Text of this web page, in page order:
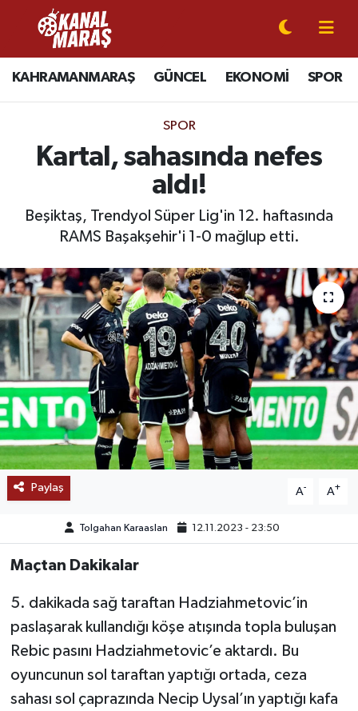
KAHRAMANMARAŞ GÜNCEL EKONOMİ SPOR
SPOR
Kartal, sahasında nefes
aldı!
Beşiktaş, Trendyol Süper Lig'in 12. haftasında
RAMS Başakşehir'i 1-0 mağlup etti.
Paylaş A- A+
Tolgahan Karaaslan 12.11.2023 - 23:50
Maçtan Dakikalar
5. dakikada sağ taraftan Hadziahmetovic’in
paslaşarak kullandığı köşe atışında topla buluşan
Rebic pasını Hadziahmetovic’e aktardı. Bu
oyuncunun sol taraftan yaptığı ortada, ceza
sahası sol çaprazında Necip Uysal’ın yaptığı kafa
CANLI YAYIN
KAHRAMANMARAŞ
SİYASET
GÜNDEM
MAGAZİN
SAĞLIK
EĞİTİM
BÖLGE
TREND
MEDYA
Kahramanmaraş Nöbetçi Eczaneler
Kahramanmaraş Hava Durumu
Kahramanmaraş Trafik Yoğunluk Haritası
Süper Lig Puan Durumu ve Fikstür
Son Dakika Haberleri
Haber Arşivi